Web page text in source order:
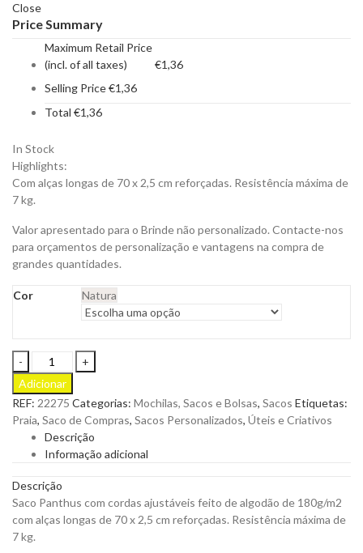
Close
Price Summary
Maximum Retail Price
(incl. of all taxes)
€1,36
Selling Price€1,36
Total €1,36
In Stock
Highlights:
Com alças longas de 70 x 2,5 cm reforçadas. Resistência máxima de
7 kg.
Valor apresentado para o Brinde não personalizado. Contacte-nos
para orçamentos de personalização e vantagens na compra de
grandes quantidades.
Cor Natura
Saco
Panthus
com
Cordas
Ajustáveis
em
Algodão
180g
com
Alças
para
Adicionar
REF: 22275 Categorias: Mochilas, Sacos e Bolsas, Sacos Etiquetas:
Praia, Saco de Compras, Sacos Personalizados, Úteis e Criativos
Descrição
Informação adicional
Descrição
Saco Panthus com cordas ajustáveis feito de algodão de 180g/m2
com alças longas de 70 x 2,5 cm reforçadas. Resistência máxima de
7 kg.